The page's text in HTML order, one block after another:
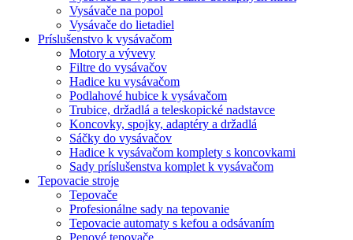
Vysávače na popol
Vysávače do lietadiel
Príslušenstvo k vysávačom
Motory a vývevy
Filtre do vysávačov
Hadice ku vysávačom
Podlahové hubice k vysávačom
Trubice, držadlá a teleskopické nadstavce
Koncovky, spojky, adaptéry a držadlá
Sáčky do vysávačov
Hadice k vysávačom komplety s koncovkami
Sady príslušenstva komplet k vysávačom
Tepovacie stroje
Tepovače
Profesionálne sady na tepovanie
Tepovacie automaty s kefou a odsávaním